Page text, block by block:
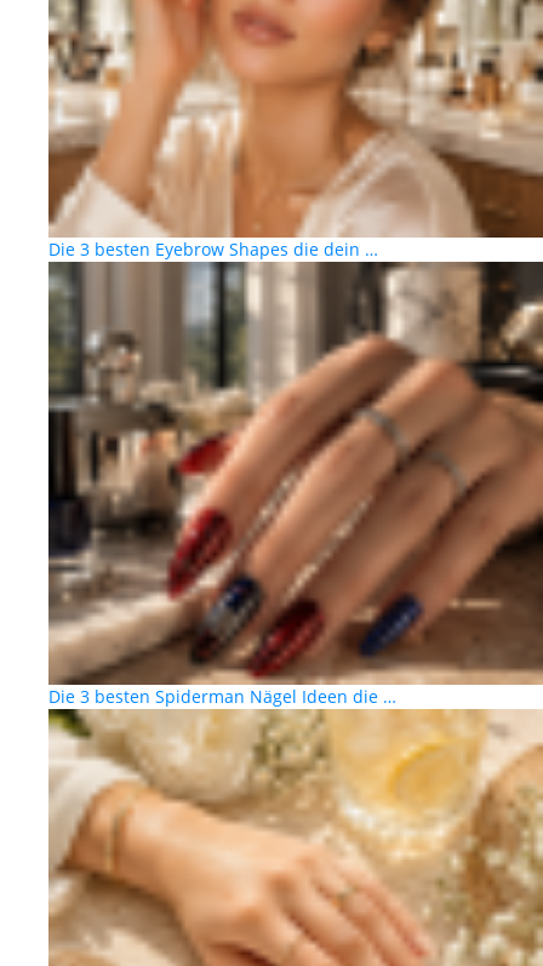
Die 3 besten Eyebrow Shapes die dein …
Die 3 besten Spiderman Nägel Ideen die …